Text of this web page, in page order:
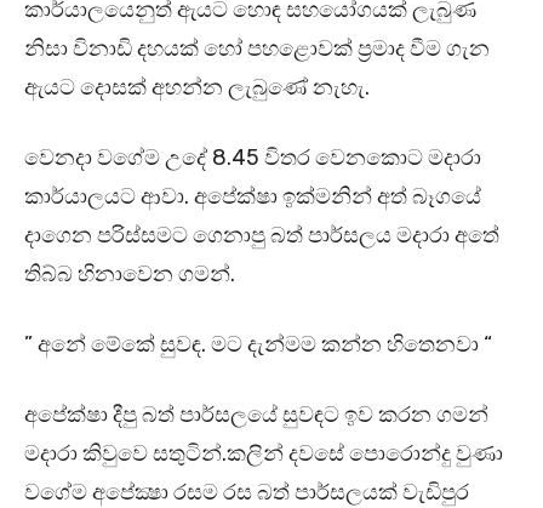
කාර්යාලයෙනුත් ඇයට හොඳ සහයෝගයක් ලැබුණ
නිසා විනාඩි දහයක් හෝ පහළොවක් ප්‍රමාද වීම ගැන
ඇයට දොසක් අහන්න ලැබුණේ නැහැ.
වෙනදා වගේම උදේ 8.45 විතර වෙනකොට මදාරා
කාර්යාලයට ආවා. අපේක්ෂා ඉක්මනින් අත් බෑගයේ
දාගෙන පරිස්සමට ගෙනාපු බත් පාර්සලය මදාරා අතේ
තිබ්බ හිනාවෙන ගමන්.
” අනේ මේකේ සුවඳ. මට දැන්මම කන්න හිතෙනවා “
අපේක්ෂා දීපු බත් පාර්සලයේ සුවඳට ඉව කරන ගමන්
මදාරා කිවුවෙ සතුටින්.කලින් දවසේ පොරොන්දු වුණා
වගේම අපේක්‍ෂා රසම රස බත් පාර්සලයක් වැඩිපුර